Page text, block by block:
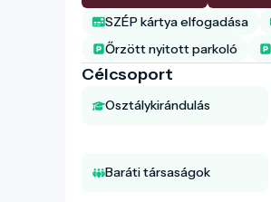
SZÉP kártya elfogadása
Őrzött nyitott parkoló
Célcsoport
Osztálykirándulás
Baráti társaságok